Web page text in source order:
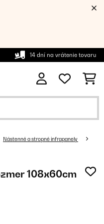
14 dní na vrátenie tovaru
Nástenné a stropné infrapanely
108x60cm